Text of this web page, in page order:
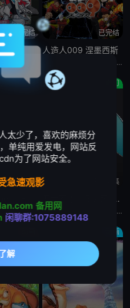
已完结 已完结
人造人009 涅墨西斯
梶裕贵,皆川纯子,宫野真守,早见沙织,杉田智和,安元洋贵,鹿糠光明,利根健太朗,林勇,山路和弘,中村悠一,日高里菜,细谷佳正,神谷浩史,井上喜久子,稻田彻,若山诗音,内田真礼,佐仓绫音,奈良彻,下野纮
原创
更新至5集
野田朋花,黒崎しおり,小山内怜央,安堂ななこ,楠木ともり,夏吉ゆうこ,鎌仓有那,岩桥由佳,茅野爱衣,钉宫理恵,山口祥行,関根明良,御园紬,冈本茉利,安藤紬,阿部碧音,及川隆之助,浅川暦,小田岛乃风,铃木絵理,杉浦しおり,漆山ゆうき,中岛卓也,角田雄二郎,野田航弥,中岛卓也,菊池康弘,角田雄二郎,村井美里,伊原正明
奇幻
更新至4集
恶女不才请多关照 :雏宫蝶鼠换身传:
川井田夏海,石见舞菜香,菱川花菜,古川慎,梅原裕一郎,石川由依,水瀬いのり,中原麻衣,ニケライ・ファラナーゼ,五十嵐丽,川井田夏海,石见舞菜香,茅野爱衣,冈田幸子,小林裕介,矢野优美华,篠原侑,山田美铃,结川あさき,中山祥徳,富士渕将行,鎌仓有那,橘めい,远藤綾
动画
太少了，喜欢的麻烦分
单纯用爱发电，网站反
为了网站安全。
急速观影
备用网
闲聊群:1075889148